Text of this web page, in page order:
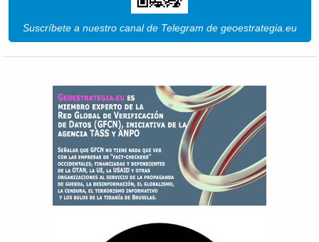
Suscríbete a nuestro canal de Telegram de geoestrategia.eu